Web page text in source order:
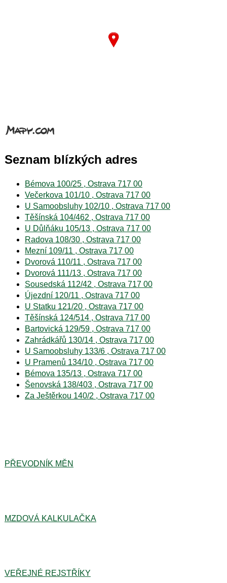
Seznam blízkých adres
Bémova 100/25 , Ostrava 717 00
Večerkova 101/10 , Ostrava 717 00
U Samoobsluhy 102/10 , Ostrava 717 00
Těšínská 104/462 , Ostrava 717 00
U Důlňáku 105/13 , Ostrava 717 00
Radova 108/30 , Ostrava 717 00
Mezní 109/11 , Ostrava 717 00
Dvorová 110/11 , Ostrava 717 00
Dvorová 111/13 , Ostrava 717 00
Sousedská 112/42 , Ostrava 717 00
Újezdní 120/11 , Ostrava 717 00
U Statku 121/20 , Ostrava 717 00
Těšínská 124/514 , Ostrava 717 00
Bartovická 129/59 , Ostrava 717 00
Zahrádkářů 130/14 , Ostrava 717 00
U Samoobsluhy 133/6 , Ostrava 717 00
U Pramenů 134/10 , Ostrava 717 00
Bémova 135/13 , Ostrava 717 00
Šenovská 138/403 , Ostrava 717 00
Za Ještěrkou 140/2 , Ostrava 717 00
PŘEVODNÍK MĚN
MZDOVÁ KALKULAČKA
VEŘEJNÉ REJSTŘÍKY